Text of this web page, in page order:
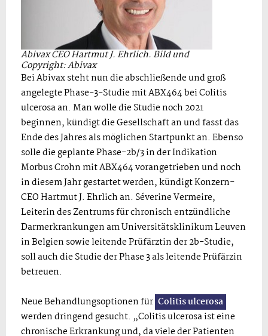
Abivax CEO Hartmut J. Ehrlich. Bild und
Copyright: Abivax
Bei Abivax steht nun die abschließende und groß
angelegte Phase-3-Studie mit ABX464 bei Colitis
ulcerosa an. Man wolle die Studie noch 2021
beginnen, kündigt die Gesellschaft an und fasst das
Ende des Jahres als möglichen Startpunkt an. Ebenso
solle die geplante Phase-2b/3 in der Indikation
Morbus Crohn mit ABX464 vorangetrieben und noch
in diesem Jahr gestartet werden, kündigt Konzern-
CEO Hartmut J. Ehrlich an. Séverine Vermeire,
Leiterin des Zentrums für chronisch entzündliche
Darmerkrankungen am Universitätsklinikum Leuven
in Belgien sowie leitende Prüfärztin der 2b-Studie,
soll auch die Studie der Phase 3 als leitende Prüfärzin
betreuen.
Neue Behandlungsoptionen für Colitis ulcerosa
werden dringend gesucht. „Colitis ulcerosa ist eine
chronische Erkrankung und, da viele der Patienten